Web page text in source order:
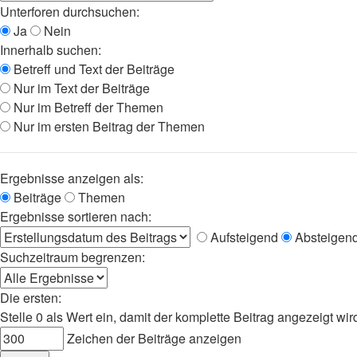
Unterforen durchsuchen:
Ja
Nein
Innerhalb suchen:
Betreff und Text der Beiträge
Nur im Text der Beiträge
Nur im Betreff der Themen
Nur im ersten Beitrag der Themen
Ergebnisse anzeigen als:
Beiträge
Themen
Ergebnisse sortieren nach:
Aufsteigend
Suchzeitraum begrenzen:
Die ersten:
Stelle 0 als Wert ein, damit der komplette Beitrag angezeigt
Zeichen der Beiträge anzeigen